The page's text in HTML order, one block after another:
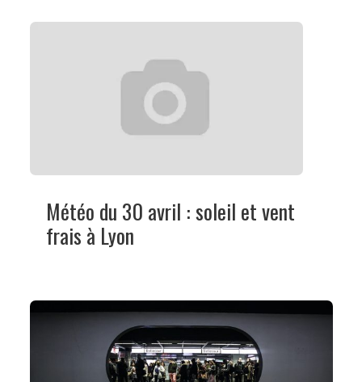
Météo du 30 avril : soleil et vent
frais à Lyon